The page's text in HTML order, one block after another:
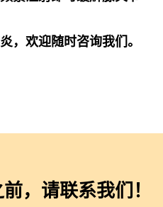
，欢迎随时咨询我们。
，请联系我们！